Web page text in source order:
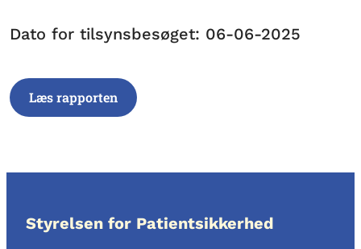
Dato for tilsynsbesøget: 06-06-2025
Læs rapporten
Styrelsen for Patientsikkerhed